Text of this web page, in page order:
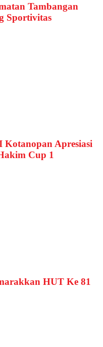
Tambangan
Sportivitas
Apresiasi
Cup 1
HUT Ke 81